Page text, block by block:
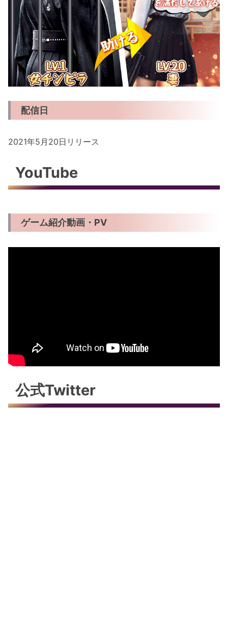
配信日
2021年5月20日リリース
YouTube
ゲーム紹介動画・PV
公式Twitter